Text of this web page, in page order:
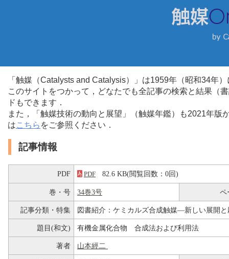
「触媒（Catalysts and Catalysis）」は1959年（昭和34年
このサイトをつかって，どなたでも全記事の検索と結果（
ドもできます．
また，「触媒技術の動向と展望」（触媒年鑑）も2021年
はこちら をご参照ください．
記事情報
PDF PDF 82.6 KB(閲覧回数：0回)
巻・号 34巻3号 ペ
記事分類・特集 図書紹介：ケミカルズ合成触媒―新しい展開と
題目(和文) 有機金属化合物 合成法および利用法
著者 山本經二